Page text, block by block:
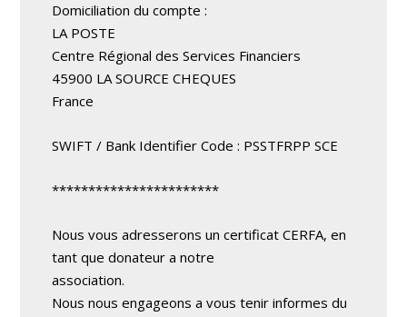
Domiciliation du compte :
LA POSTE
Centre Régional des Services Financiers
45900 LA SOURCE CHEQUES
France
SWIFT / Bank Identifier Code : PSSTFRPP SCE
***********************
Nous vous adresserons un certificat CERFA, en
tant que donateur a notre
association.
Nous nous engageons a vous tenir informes du